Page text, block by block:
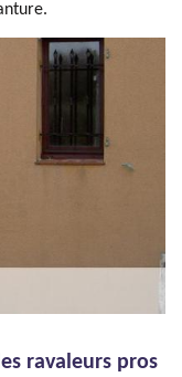
ravaleurs pros